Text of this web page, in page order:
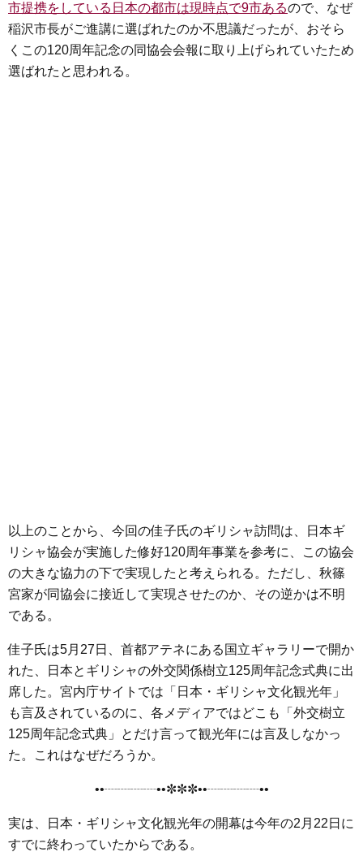
市提携をしている日本の都市は現時点で9市あるので、なぜ
稲沢市長がご進講に選ばれたのか不思議だったが、おそら
くこの120周年記念の同協会会報に取り上げられていたため
選ばれたと思われる。
以上のことから、今回の佳子氏のギリシャ訪問は、日本ギ
リシャ協会が実施した修好120周年事業を参考に、この協会
の大きな協力の下で実現したと考えられる。ただし、秋篠
宮家が同協会に接近して実現させたのか、その逆かは不明
である。
佳子氏は5月27日、首都アテネにある国立ギャラリーで開か
れた、日本とギリシャの外交関係樹立125周年記念式典に出
席した。宮内庁サイトでは「日本・ギリシャ文化観光年」
も言及されているのに、各メディアではどこも「外交樹立
125周年記念式典」とだけ言って観光年には言及しなかっ
た。これはなぜだろうか。
••┈┈┈┈••✼✼✼••┈┈┈┈••
実は、日本・ギリシャ文化観光年の開幕は今年の2月22日に
すでに終わっていたからである。